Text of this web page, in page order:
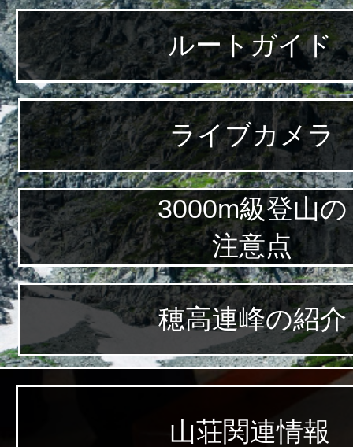
ルートガイド
ライブカメラ
3000m級登山の
注意点
穂高連峰の紹介
山荘関連情報